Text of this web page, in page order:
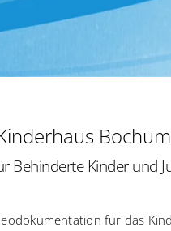
Bochum
Behinderte Kinder und
für das